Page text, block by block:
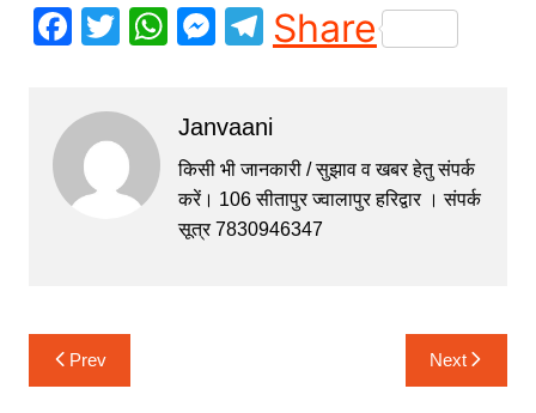
F
c
e
b
o
T
itt
er
W
s
A
p
p
M
s
e
n
T
el
gr
a
m
Share
Janvaani
किसी भी जानकारी / सुझाव व खबर हेतु संपर्क
करें। 106 सीतापुर ज्वालापुर हरिद्वार । संपर्क
सूत्र 7830946347
Post
navigation
Prev Next